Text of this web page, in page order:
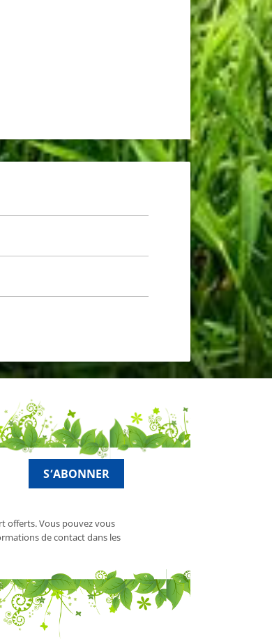
offerts. Vous pouvez vous
de contact dans les